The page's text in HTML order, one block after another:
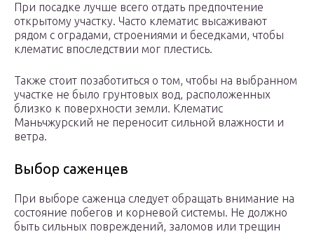
При посадке лучше всего отдать предпочтение
открытому участку. Часто клематис высаживают
рядом с оградами, строениями и беседками, чтобы
клематис впоследствии мог плестись.
Также стоит позаботиться о том, чтобы на выбранном
участке не было грунтовых вод, расположенных
близко к поверхности земли. Клематис
Маньчжурский не переносит сильной влажности и
ветра.
Выбор саженцев
При выборе саженца следует обращать внимание на
состояние побегов и корневой системы. Не должно
быть сильных повреждений, заломов или трещин